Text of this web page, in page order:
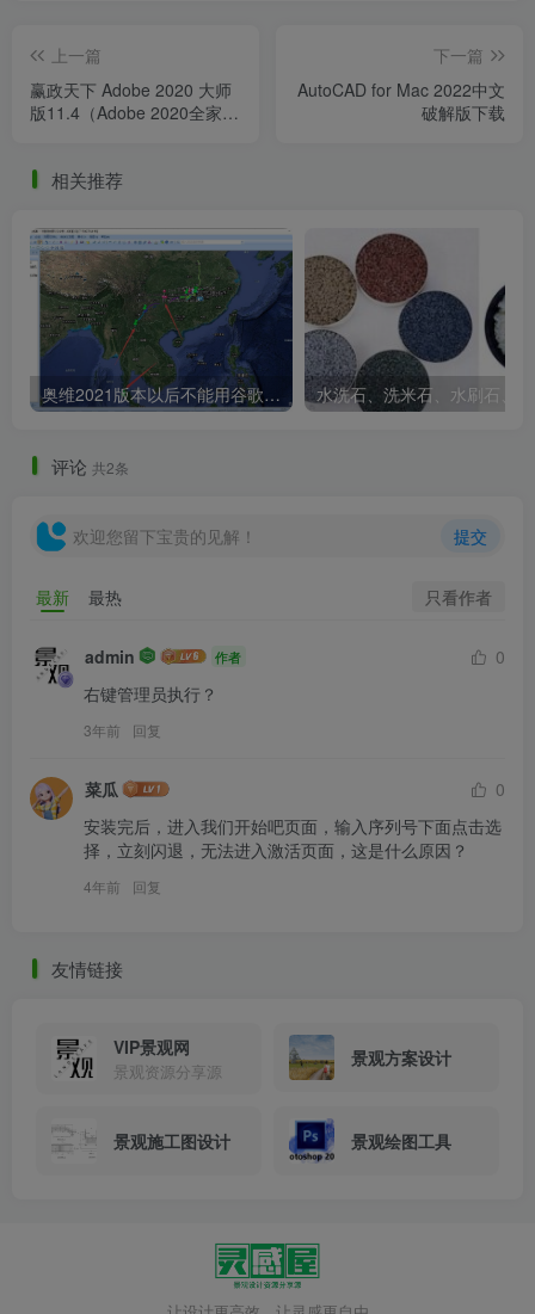
的 LTU 和 LMU 两个文件移至上一步的目录中并替换（需要
输入电脑开机密码）
激活
1.断开网络！打开软件 AutoCAD，选择「 输入序列号 」
并选择，下一步点击「 我同意
2. 在 Autodesk 许可界面点击「
3. 输入序列号：666-69696969，产品密钥：777N1，并
上一篇
赢政天下 Adobe 2020 大师
版11.4（Adobe 2020全家
下一篇
AutoCAD for Mac 2022中文
破解版下载
相关推荐
奥维2021版本以后不能用谷歌地图？最新解决办法苹果安卓电脑
评论 共2条
欢迎您留下宝贵的见解！ 提交
最新 最热 只看作者
admin 作者
0
右键管理员执行？
3年前 回复
菜瓜
0
安装完后，进入我们开始吧页面，输入序列号下面点击选
择，立刻闪退，无法进入激活页面，这是什么原因？
4年前 回复
友情链接
VIP景观网
景观资源分享源
景观方案设计
景观施工图设计 景观绘图工具